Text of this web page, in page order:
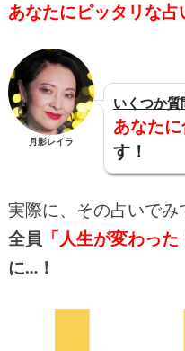
あなたにピッタリな占
月影レイラ
いくつか質
あなた
す！
実際に、その占いでみ
全員 「人生が変わった
に…！